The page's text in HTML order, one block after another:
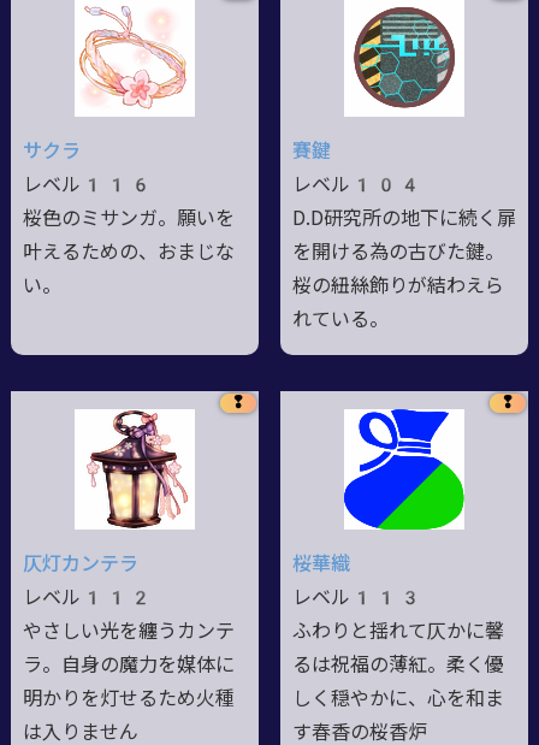
サクラ
レベル116
桜色のミサンガ。願いを
叶えるための、おまじな
い。
賽鍵
レベル104
D.D研究所の地下に続く扉
を開ける為の古びた鍵。
桜の紐絲飾りが結わえら
れている。
❢
仄灯カンテラ
レベル112
やさしい光を纏うカンテ
ラ。自身の魔力を媒体に
明かりを灯せるため火種
は入りません
❢
桜華織
レベル113
ふわりと揺れて仄かに馨
るは祝福の薄紅。柔く優
しく穏やかに、心を和ま
す春香の桜香炉